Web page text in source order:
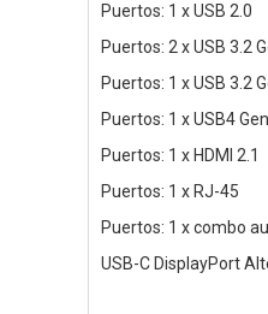
Puertos: 1 x USB 2.0
Puertos: 2 x USB 3.2
Puertos: 1 x USB 3.2
Puertos: 1 x USB4
Puertos: 1 x HDMI 2.1
Puertos: 1 x RJ-45
Puertos: 1 x combo
USB-C DisplayPort